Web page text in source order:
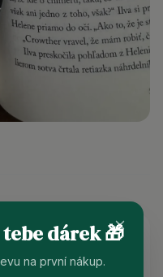
dárek 🎁
na první nákup.